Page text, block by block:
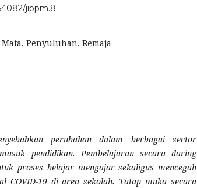
jippm.8
Penyuluhan, Remaja
perubahan dalam berbagai sector
pendidikan. Pembelajaran secara daring
proses belajar mengajar sekaligus mencegah
COVID-19 di area sekolah. Tatap muka secara